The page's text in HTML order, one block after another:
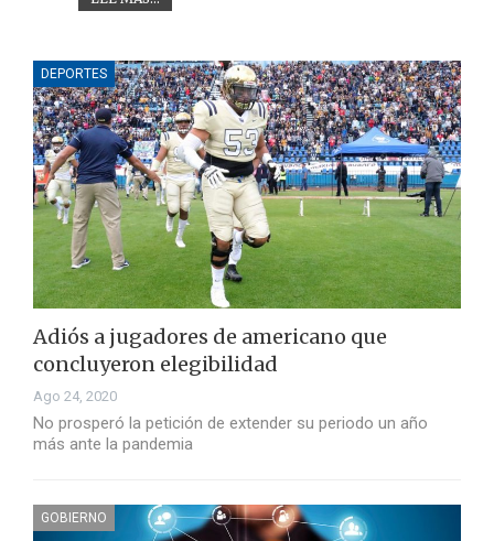
DEPORTES
Adiós a jugadores de americano que
concluyeron elegibilidad
Ago 24, 2020
No prosperó la petición de extender su periodo un año
más ante la pandemia
GOBIERNO